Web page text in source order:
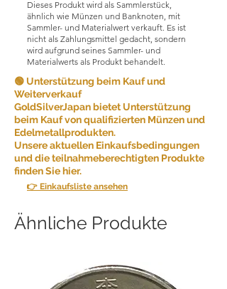
Dieses Produkt wird als Sammlerstück,
ähnlich wie Münzen und Banknoten, mit
Sammler- und Materialwert verkauft. Es ist
nicht als Zahlungsmittel gedacht, sondern
wird aufgrund seines Sammler- und
Materialwerts als Produkt behandelt.
🟢 Unterstützung beim Kauf und
Weiterverkauf
GoldSilverJapan bietet Unterstützung
beim Kauf von qualifizierten Münzen und
Edelmetallprodukten.
Unsere aktuellen Einkaufsbedingungen
und die teilnahmeberechtigten Produkte
finden Sie hier.
👉 Einkaufsliste ansehen
Ähnliche Produkte